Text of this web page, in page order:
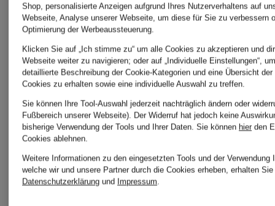
89,95 €
Shop, personalisierte Anzeigen aufgrund Ihres Nutzerverhaltens auf
Webseite, Analyse unserer Webseite, um diese für Sie zu verbessern
Optimierung der Werbeaussteuerung.
Klicken Sie auf „Ich stimme zu“ um alle Cookies zu akzeptieren und
Webseite weiter zu navigieren; oder auf „Individuelle Einstellungen“,
detaillierte Beschreibung der Cookie-Kategorien und eine Übersicht
Cookies zu erhalten sowie eine individuelle Auswahl zu treffen.
Sie können Ihre Tool-Auswahl jederzeit nachträglich ändern oder
Fußbereich unserer Webseite). Der Widerruf hat jedoch keine
bisherige Verwendung der Tools und Ihrer Daten. Sie können hier den
Cookies ablehnen.
Weitere Informationen zu den eingesetzten Tools und der Verwendung
welche wir und unsere Partner durch die Cookies erheben, erhalten
Datenschutzerklärung und Impressum.